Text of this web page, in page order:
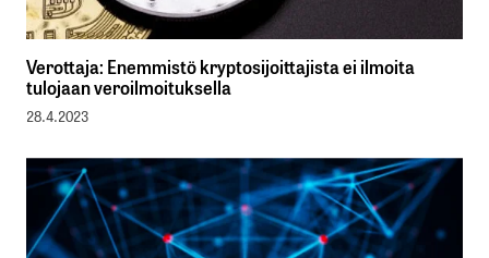
Verottaja: Enemmistö kryptosijoittajista ei ilmoita
tulojaan veroilmoituksella
28.4.2023